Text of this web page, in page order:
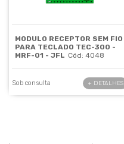
MODULO RECEPTOR SEM FIO
PARA TECLADO TEC-300 -
MRF-01 - JFL Cód: 4048
Sob consulta + DETALHES